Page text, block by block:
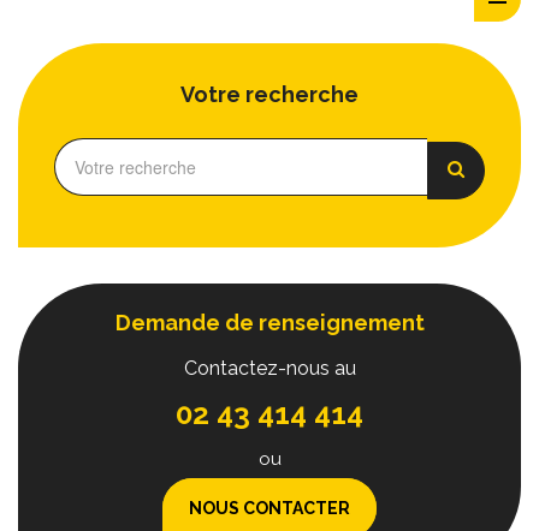
Votre recherche
Demande de renseignement
Contactez-nous au
02 43 414 414
ou
NOUS CONTACTER